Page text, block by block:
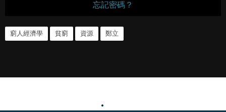
忘記密碼？
窮人經濟學 貧窮 資源 鄭立